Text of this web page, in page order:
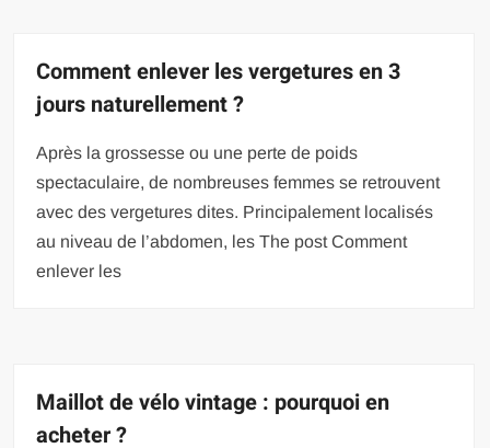
Comment enlever les vergetures en 3
jours naturellement ?
Après la grossesse ou une perte de poids
spectaculaire, de nombreuses femmes se retrouvent
avec des vergetures dites. Principalement localisés
au niveau de l’abdomen, les The post Comment
enlever les
Maillot de vélo vintage : pourquoi en
acheter ?